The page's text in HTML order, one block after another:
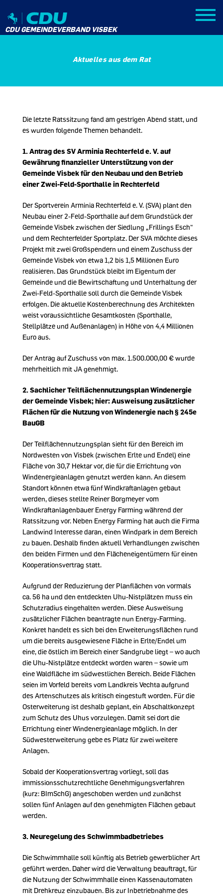
CDU GEMEINDEVERBAND VISBEK
Aktuelles aus dem Rat
Die letzte Ratssitzung fand am gestrigen Abend statt, und
es wurden folgende Themen behandelt.
1.Antrag des SV Arminia Rechterfeld e. V. auf
Gewährung finanzieller Unterstützung von der
Gemeinde Visbek für den Neubau und den Betrieb
einer Zwei-Feld-Sporthalle in Rechterfeld
Der Sportverein Arminia Rechterfeld e. V. (SVA) plant den
Neubau einer 2-Feld-Sporthalle auf dem Grundstück der
Gemeinde Visbek zwischen der Siedlung „Frillings Esch“
und dem Rechterfelder Sportplatz. Der SVA möchte dieses
Projekt mit zwei Großspendern und einem Zuschuss der
Gemeinde Visbek von etwa 1,2 bis 1,5 Millionen Euro
realisieren. Das Grundstück bleibt im Eigentum der
Gemeinde und die Bewirtschaftung und Unterhaltung der
Zwei-Feld-Sporthalle soll durch die Gemeinde Visbek
erfolgen. Die aktuelle Kostenberechnung des Architekten
weist voraussichtliche Gesamtkosten (Sporthalle,
Stellplätze und Außenanlagen) in Höhe von 4,4 Millionen
Euro aus.
Der Antrag auf Zuschuss von max. 1.500.000,00 € wurde
mehrheitlich mit JA genehmigt.
2.Sachlicher Teilflächennutzungsplan Windenergie
der Gemeinde Visbek; hier: Ausweisung zusätzlicher
Flächen für die Nutzung von Windenergie nach § 245e
BauGB
Der Teilflächennutzungsplan sieht für den Bereich im
Nordwesten von Visbek (zwischen Erlte und Endel) eine
Fläche von 30,7 Hektar vor, die für die Errichtung von
Windenergieanlagen genutzt werden kann. An diesem
Standort können etwa fünf Windkraftanlagen gebaut
werden, dieses stellte Reiner Borgmeyer vom
Windkraftanlagenbauer Energy Farming während der
Ratssitzung vor. Neben Energy Farming hat auch die Firma
Landwind Interesse daran, einen Windpark in dem Bereich
zu bauen. Deshalb finden aktuell Verhandlungen zwischen
den beiden Firmen und den Flächeneigentümern für einen
Kooperationsvertrag statt.
Aufgrund der Reduzierung der Planflächen von vormals
ca. 56 ha und den entdeckten Uhu-Nistplätzen muss ein
Schutzradius eingehalten werden. Diese Ausweisung
zusätzlicher Flächen beantragte nun Energy-Farming.
Konkret handelt es sich bei den Erweiterungsflächen rund
um die bereits ausgewiesene Fläche in Erlte/Endel um
eine, die östlich im Bereich einer Sandgrube liegt – wo auch
die Uhu-Nistplätze entdeckt worden waren – sowie um
eine Waldfläche im südwestlichen Bereich. Beide Flächen
seien im Vorfeld bereits vom Landkreis Vechta aufgrund
des Artenschutzes als kritisch eingestuft worden. Für die
Osterweiterung ist deshalb geplant, ein Abschaltkonzept
zum Schutz des Uhus vorzulegen. Damit sei dort die
Errichtung einer Windenergieanlage möglich. In der
Südwesterweiterung gebe es Platz für zwei weitere
Anlagen.
Sobald der Kooperationsvertrag vorliegt, soll das
immissionsschutzrechtliche Genehmigungsverfahren
(kurz: BImSchG) angeschoben werden und zunächst
sollen fünf Anlagen auf den genehmigten Flächen gebaut
werden.
3.Neuregelung des Schwimmbadbetriebes
Die Schwimmhalle soll künftig als Betrieb gewerblicher Art
geführt werden. Daher wird die Verwaltung beauftragt, für
die Nutzung der Schwimmhalle einen Kassenautomaten
mit Drehkreuz einzubauen. Bis zur Inbetriebnahme des